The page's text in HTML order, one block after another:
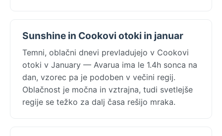
Sunshine in Cookovi otoki in januar
Temni, oblačni dnevi prevladujejo v Cookovi
otoki v January — Avarua ima le 1.4h sonca na
dan, vzorec pa je podoben v večini regij.
Oblačnost je močna in vztrajna, tudi svetlejše
regije se težko za dalj časa rešijo mraka.